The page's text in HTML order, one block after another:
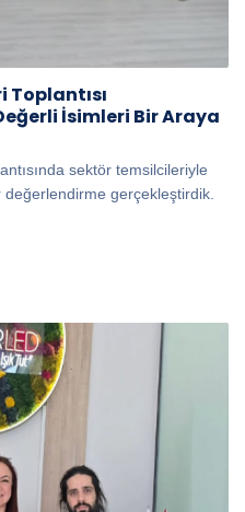
Toplantısı
İsimleri Bir Araya
sektör temsilcileriyle
gerçekleştirdik.